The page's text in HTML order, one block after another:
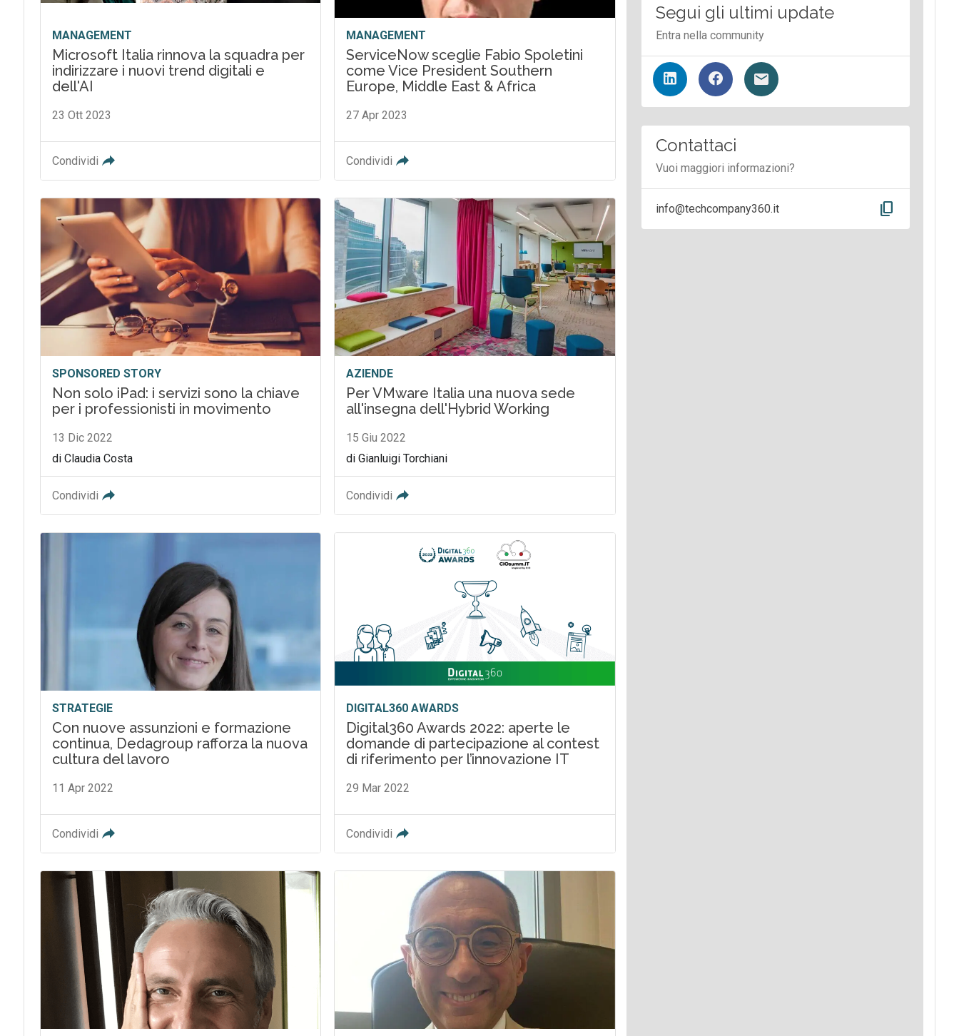
MANAGEMENT
Microsoft Italia rinnova la squadra per
indirizzare i nuovi trend digitali e
dell'AI
23 Ott 2023
Condividi
MANAGEMENT
ServiceNow sceglie Fabio Spoletini
come Vice President Southern
Europe, Middle East & Africa
27 Apr 2023
Condividi
SPONSORED STORY
Non solo iPad: i servizi sono la chiave
per i professionisti in movimento
13 Dic 2022
di Claudia Costa
Condividi
AZIENDE
Per VMware Italia una nuova sede
all'insegna dell'Hybrid Working
15 Giu 2022
di Gianluigi Torchiani
Condividi
STRATEGIE
Con nuove assunzioni e formazione
continua, Dedagroup rafforza la nuova
cultura del lavoro
11 Apr 2022
Condividi
DIGITAL360 AWARDS
Digital360 Awards 2022: aperte le
domande di partecipazione al contest
di riferimento per l’innovazione IT
29 Mar 2022
Condividi
Segui gli ultimi update
Entra nella community
Contattaci
Vuoi maggiori informazioni?
info@techcompany360.it content_copy